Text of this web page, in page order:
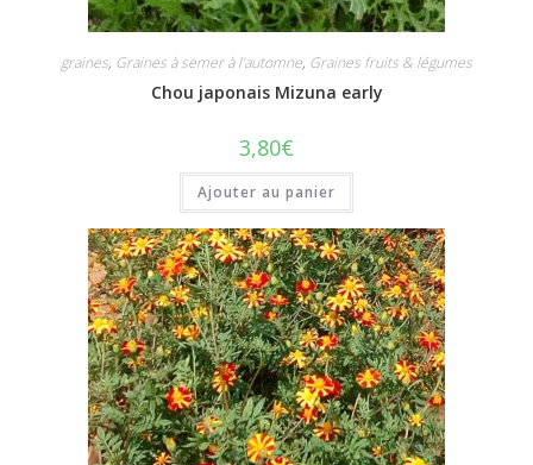
graines, Graines à semer à l'automne, Graines fruits & légumes
Chou japonais Mizuna early
3,80€
Ajouter au panier